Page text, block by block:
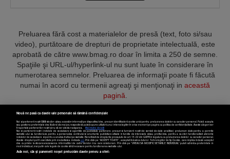
Preluarea fără cost a materialelor de presă (text, foto si/sau
video), purtătoare de drepturi de proprietate intelectuală, este
aprobată de către www.bmag.ro doar în limita a 250 de semne.
Spaţiile şi URL-ul/hyperlink-ul nu sunt luate în considerare în
numerotarea semnelor. Preluarea de informaţii poate fi făcută
numai în acord cu termenii agreaţi şi menţionaţi in această
pagină.
Termeni și condiții Confidențialitate Cookies Contact
Copyright © 2025 BUSINESSMEX S.A.
Nouă ne pasă ca datele tale personale să rămână confidențiale
Noi și partenerii noștri589stocăm și/sau accesăm informații pe dispozitivul dvs., precum identificatorii cookie unici pentru prelucrarea datelor cu caracter personal. Puteți accepta
sau gestiona preferințele dvs. făcând clic mai jos, respectiv vă puteți opune utilizării unui interes legitim în orice moment pe pagina cu politica de confidențialitate. Aceste alegeri vor
fi raportate partenerilor noștri și nu vă vor afecta navigarea.
Mai multe detalii
Noi si partenerii nostri (retelele de socializare si agentiile de publicitate partenere, precum si furnizorii nostri de servicii de date analitice) prelucram date pentru a permite
website-ului sa functioneze, pentru a personaliza continutul si anunturile publicitare afisate in functie de interesele si/sau profilul dvs., pentru a va oferi functionalitati aferente
retelelor de socializare si pentru a analiza traficul pe website. Beneficiati de drepturile prevazute de art. 15-22 din GDPR in legatura cu prelucrarea datelor cu caracter personal.
Aceste drepturi pot fi exercitate prin modalitatea indicataaici. Prin click pe “ACCEPT TOATE”, acceptati folosirea tuturor Tehnologiilor de tip Cookie, care implica inclusiv acceptul
dvs. cu privire la stocarea/accesarea informatiilor de catre Vendor-ii cu care colaboram. Prin click pe “VREAU SA MODIFIC SETARILE INDIVIDUAL” puteti schimba preferintele in
mod individual, mai putin cele legate de cookie strict necesare pentru functionarea website-ului.
Atât noi, cât și partenerii noștri prelucrăm datele pentru a oferi: